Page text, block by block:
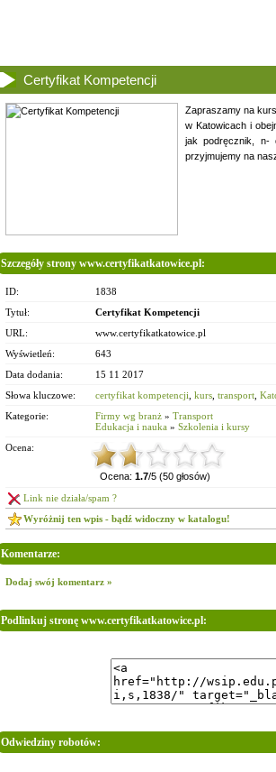
Certyfikat Kompetencji
Zapraszamy na
w Katowicach i
jak podręcznik, n-
przyjmujemy na
Szczegóły strony www.certyfikatkatowice.pl:
ID:
1838
Tytuł:
Certyfikat Kompetencji
URL:
www.certyfikatkatowice.pl
Wyświetleń:
643
Data dodania:
15 11 2017
Słowa kluczowe:
certyfikat kompetencji kurs transport
Kategorie:
Firmy wg branż » Transport
Edukacja i nauka » Szkolenia i kursy
Ocena:
Ocena: 1.7/5 (50 głosów)
Link nie działa/spam ?
Wyróżnij ten wpis - bądź widoczny w katalogu!
Komentarze:
Dodaj swój komentarz »
Podlinkuj stronę www.certyfikatkatowice.pl:
Odwiedziny robotów: